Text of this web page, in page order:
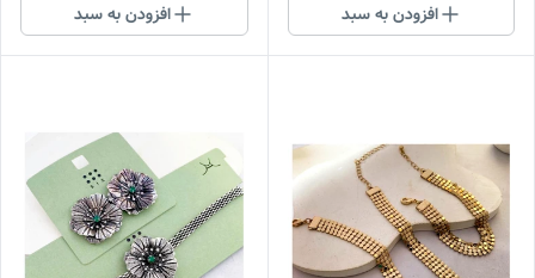
افزودن به سبد افزودن به سبد